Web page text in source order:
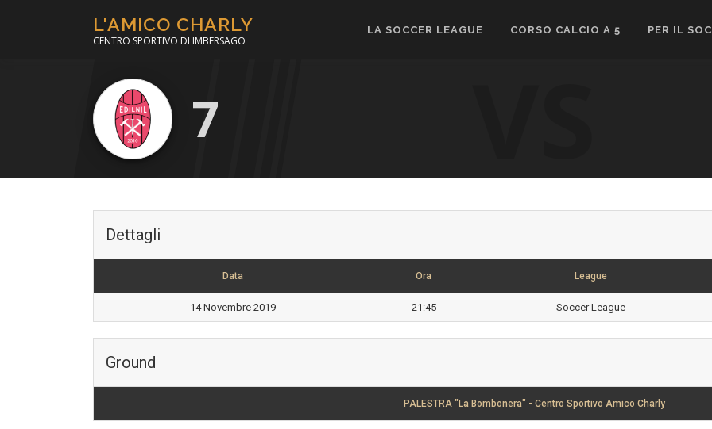
L'AMICO CHARLY
CENTRO SPORTIVO DI IMBERSAGO
LA SOCCER LEAGUE CORSO CALCIO A 5 PER IL
7
Dettagli
Data Ora League
14 Novembre 2019 21:45 Soccer League
Ground
PALESTRA "La Bombonera" - Centro Sportivo Amico Charly